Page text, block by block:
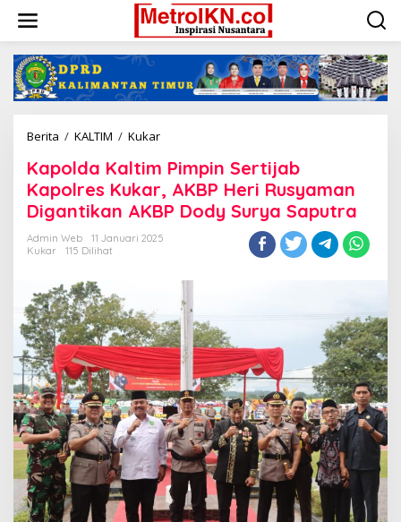
konten
Berita / KALTIM / KukarKapolda
Pimpin
Sertijab
Kapolres
Kukar,
AKBP
Digantikan
AKBP
Dody
Surya
Saputra
Kapolda Kaltim Pimpin Sertijab
Kapolres Kukar, AKBP Heri Rusyaman
Digantikan AKBP Dody Surya Saputra
Admin Web
11 Januari 2025
Kukar
115 Dilihat